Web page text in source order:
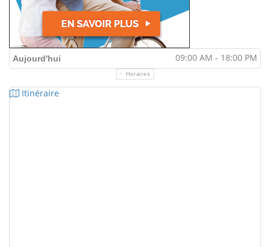
Aujourd'hui 09:00 AM - 18:00 PM
Horaires
Itinéraire